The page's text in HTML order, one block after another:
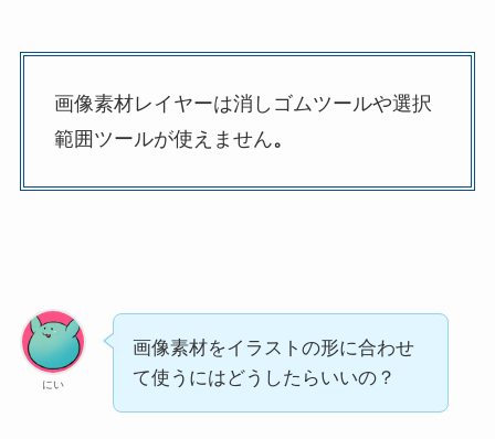
画像素材レイヤーは消しゴムツールや選択
範囲ツールが使えません。
にい
画像素材をイラストの形に合わせ
て使うにはどうしたらいいの？